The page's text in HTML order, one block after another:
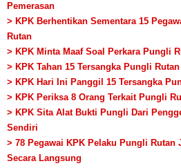
Pemerasan
> KPK Berhentikan Sementara 15
Rutan
> KPK Minta Maaf Soal Perkara Pungli
> KPK Tahan 15 Tersangka Pungli
> KPK Hari Ini Panggil 15 Tersangka
> KPK Periksa 8 Orang Terkait Pungli
> KPK Sita Alat Bukti Pungli Dari
Sendiri
> 78 Pegawai KPK Pelaku Pungli Rutan
Secara Langsung